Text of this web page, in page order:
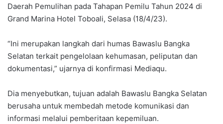
Daerah Pemulihan pada Tahapan Pemilu Tahun 2024 di
Grand Marina Hotel Toboali, Selasa (18/4/23).
“Ini merupakan langkah dari humas Bawaslu Bangka
Selatan terkait pengelolaan kehumasan, peliputan dan
dokumentasi,” ujarnya di konfirmasi Mediaqu.
Dia menyebutkan, tujuan adalah Bawaslu Bangka Selatan
berusaha untuk membedah metode komunikasi dan
informasi melalui pemberitaan kepemiluan.